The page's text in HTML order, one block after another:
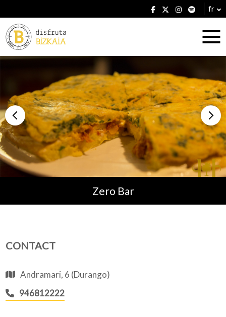
fr
Hébergement
Établissements
Plans
Zero Bar
CONTACT
Andramari, 6 (Durango)
946812222